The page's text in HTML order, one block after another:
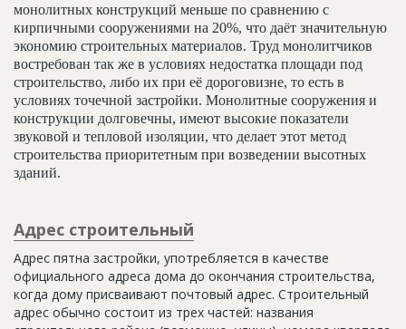
монолитных конструкций меньше по сравнению с
кирпичными сооружениями на 20%, что даёт значительную
экономию строительных материалов. Труд монолитчиков
востребован так же в условиях недостатка площади под
строительство, либо их при её дороговизне, то есть в
условиях точечной застройки. Монолитные сооружения и
конструкции долговечны, имеют высокие показатели
звуковой и тепловой изоляции, что делает этот метод
строительства приоритетным при возведении высотных
зданий.
Адрес строительный
Адрес пятна застройки, употребляется в качестве
официального адреса дома до окончания строительства,
когда дому присваивают почтовый адрес. Строительный
адрес обычно состоит из трех частей: названия